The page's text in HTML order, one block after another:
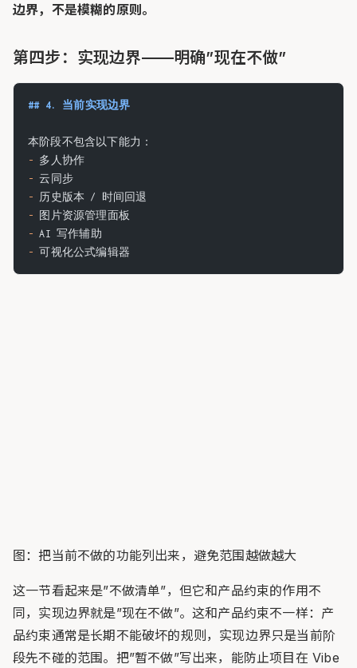
边界，不是模糊的原则。
第四步：实现边界——明确”现在不做”
## 4. 当前实现边界
本阶段不包含以下能力：
- 多人协作
- 云同步
- 历史版本 / 时间回退
- 图片资源管理面板
- AI 写作辅助
- 可视化公式编辑器
图：把当前不做的功能列出来，避免范围越做越大
这一节看起来是”不做清单”，但它和产品约束的作用不
同，实现边界就是”现在不做”。这和产品约束不一样：产
品约束通常是长期不能破坏的规则，实现边界只是当前阶
段先不碰的范围。把”暂不做”写出来，能防止项目在 Vibe